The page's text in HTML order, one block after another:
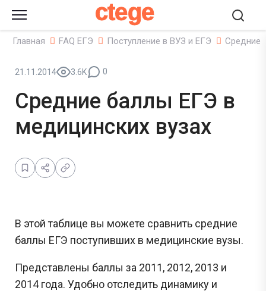
ctege
Главная FAQ ЕГЭ Поступление в ВУЗ и ЕГЭ Средние
21.11.2014 3.6K 0
Средние баллы ЕГЭ в
медицинских вузах
В этой таблице вы можете сравнить средние
баллы ЕГЭ поступивших в медицинские вузы.
Представлены баллы за 2011, 2012, 2013 и
2014 года. Удобно отследить динамику и